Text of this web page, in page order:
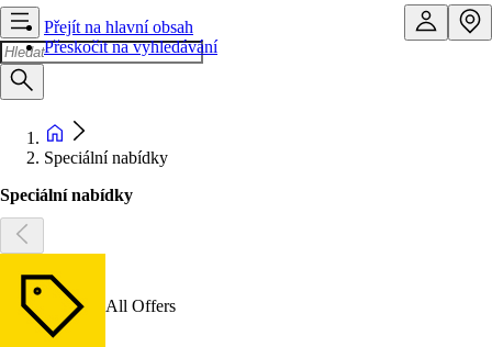
Přejít na hlavní obsah
Přeskočit na vyhledávání
Speciální nabídky
Speciální nabídky
All Offers